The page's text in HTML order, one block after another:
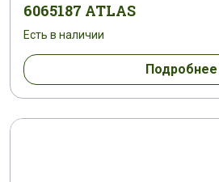
6065187 ATLAS
Есть в наличии
Подробнее